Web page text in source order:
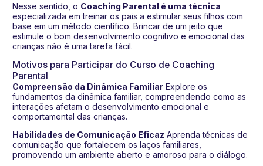
Nesse sentido, o Coaching Parental é uma técnica
especializada em treinar os pais a estimular seus filhos com
base em um método científico. Brincar de um jeito que
estimule o bom desenvolvimento cognitivo e emocional das
crianças não é uma tarefa fácil.
Motivos para Participar do Curso de Coaching
Parental
Compreensão da Dinâmica Familiar Explore os
fundamentos da dinâmica familiar, compreendendo como as
interações afetam o desenvolvimento emocional e
comportamental das crianças.
Habilidades de Comunicação Eficaz Aprenda técnicas de
comunicação que fortalecem os laços familiares,
promovendo um ambiente aberto e amoroso para o diálogo.